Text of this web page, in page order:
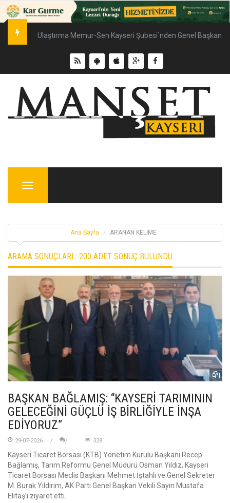
Ulaştırma Memur-Sen Kayseri Şubesi`nden Genel Başkan
Menu
Ana Sayfa ARANAN KELİME :
ARAMA SONUÇLARI : 200 ADET SONUÇ BULUNDU
BAŞKAN BAĞLAMIŞ: “KAYSERİ TARIMININ
GELECEĞİNİ GÜÇLÜ İŞ BİRLİĞİYLE İNŞA
EDİYORUZ”
29-07-2026 328
Kayseri Ticaret Borsası (KTB) Yönetim Kurulu Başkanı Recep
Bağlamış, Tarım Reformu Genel Müdürü Osman Yıldız, Kayseri
Ticaret Borsası Meclis Başkanı Mehmet İştahlı ve Genel Sekreter
M. Burak Yıldırım, AK Parti Genel Başkan Vekili Sayın Mustafa
Elitaş’ı ziyaret etti.